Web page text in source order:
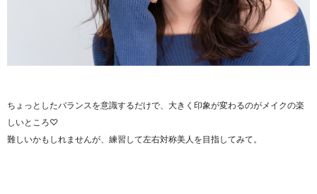
ちょっとしたバランスを意識するだけで、大きく印象が変わるのがメイクの楽
しいところ♡
難しいかもしれませんが、練習して左右対称美人を目指してみて。